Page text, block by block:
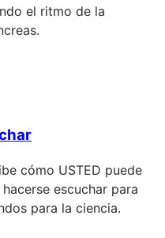
el ritmo de la
cómo USTED puede
escuchar para
para la ciencia.